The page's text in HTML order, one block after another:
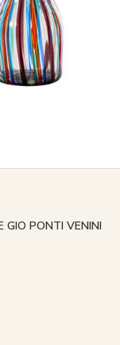
GIO PONTI VENINI